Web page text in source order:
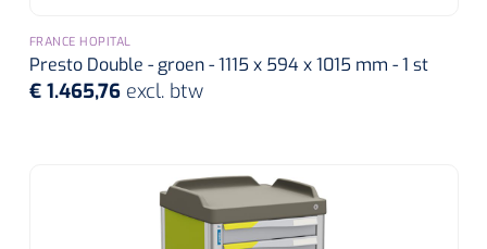
FRANCE HOPITAL
Presto Double - groen - 1115 x 594 x 1015 mm - 1 st
€ 1.465,76 excl. btw